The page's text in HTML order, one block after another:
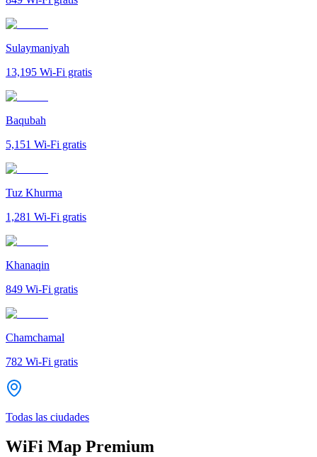
Sulaymaniyah
13,195 Wi-Fi gratis
Baqubah
5,151 Wi-Fi gratis
Tuz Khurma
1,281 Wi-Fi gratis
Khanaqin
849 Wi-Fi gratis
Chamchamal
782 Wi-Fi gratis
Todas las ciudades
WiFi Map Premium